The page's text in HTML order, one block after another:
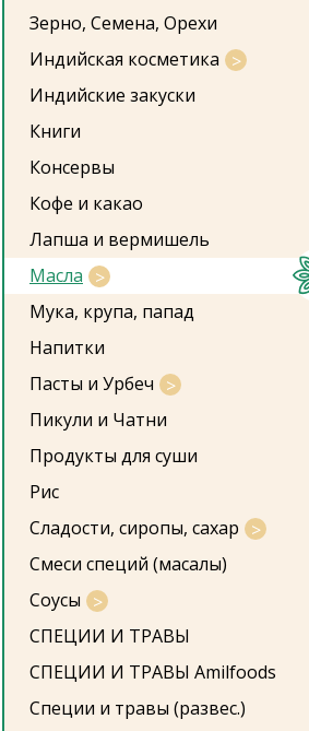
Зерно, Семена, Орехи
Индийская косметика
Индийские закуски
Книги
Консервы
Кофе и какао
Лапша и вермишель
Масла
Мука, крупа, папад
Напитки
Пасты и Урбеч
Пикули и Чатни
Продукты для суши
Рис
Сладости, сиропы, сахар
Смеси специй (масалы)
Соусы
СПЕЦИИ И ТРАВЫ
СПЕЦИИ И ТРАВЫ Amilfoods
Специи и травы (развес.)